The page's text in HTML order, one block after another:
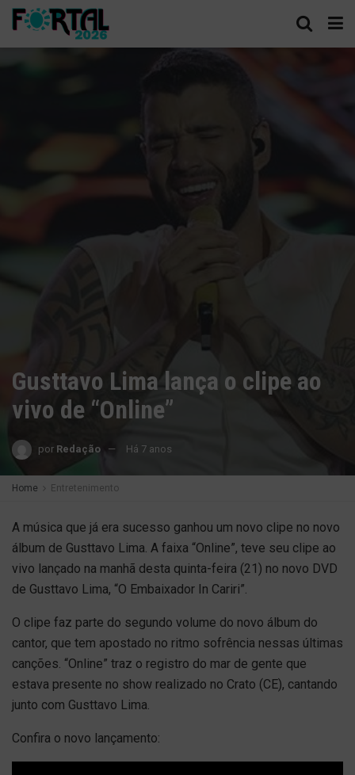
Gusttavo Lima lança o clipe ao
vivo de “Online”
por Redação Há 7 anos
Home Entretenimento
A música que já era sucesso ganhou um novo clipe no novo
álbum de Gusttavo Lima. A faixa “Online”, teve seu clipe ao
vivo lançado na manhã desta quinta-feira (21) no novo DVD
de Gusttavo Lima, “O Embaixador In Cariri”.
O clipe faz parte do segundo volume do novo álbum do
cantor, que tem apostado no ritmo sofrência nessas últimas
canções. “Online” traz o registro do mar de gente que
estava presente no show realizado no Crato (CE), cantando
junto com Gusttavo Lima.
Confira o novo lançamento: